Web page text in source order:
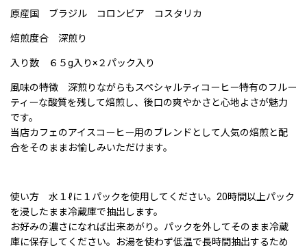
原産国 ブラジル コロンビア コスタリカ
焙煎度合 深煎り
入り数 ６５g入り×２パック入り
風味の特徴 深煎りながらもスペシャルティコーヒー特有のフルー
ティーな酸質を残して焙煎し、後口の爽やかさと心地よさが魅力
です。
当店カフェのアイスコーヒー用のブレンドとして人気の焙煎と配
合をそのままお愉しみいただけます。
使い方 水１ℓに１パックを使用してください。20時間以上パック
を浸したまま冷蔵庫で抽出します。
お好みの濃さになれば出来あがり。パックを外してそのまま冷蔵
庫に保存してください。お湯を使わず低温で長時間抽出するため